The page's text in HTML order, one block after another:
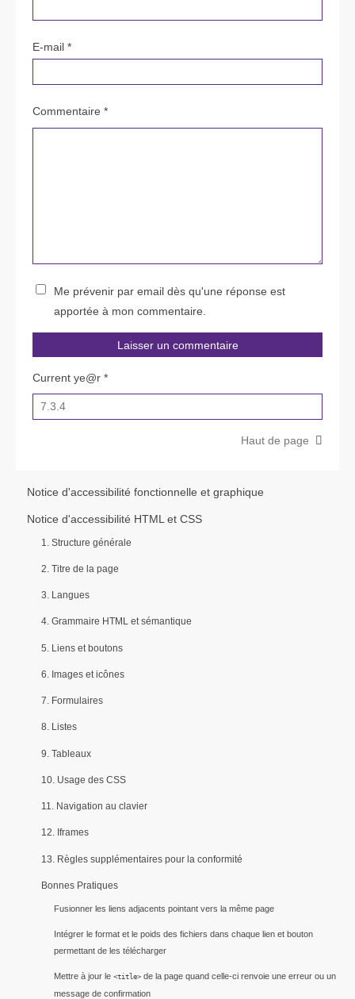
E-mail *
Commentaire *
Me prévenir par email dès qu'une réponse est
apportée à mon commentaire.
Current ye@r *
Haut de page
Notice d'accessibilité fonctionnelle et graphique
Notice d'accessibilité HTML et CSS
1. Structure générale
2. Titre de la page
3. Langues
4. Grammaire HTML et sémantique
5. Liens et boutons
6. Images et icônes
7. Formulaires
8. Listes
9. Tableaux
10. Usage des CSS
11. Navigation au clavier
12. Iframes
13. Règles supplémentaires pour la conformité
Bonnes Pratiques
Fusionner les liens adjacents pointant vers la même page
Intégrer le format et le poids des fichiers dans chaque lien et bouton
permettant de les télécharger
Mettre à jour le<title> de la page quand celle-ci renvoie une erreur ou un
message de confirmation